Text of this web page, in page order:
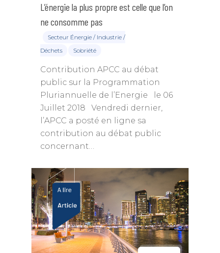
L’énergie la plus propre est celle que l’on
ne consomme pas
Secteur Énergie / Industrie /
Déchets
Sobriété
Contribution APCC au débat
public sur la Programmation
Pluriannuelle de l’Energie le 06
Juillet 2018 Vendredi dernier,
l’APCC a posté en ligne sa
contribution au débat public
concernant…